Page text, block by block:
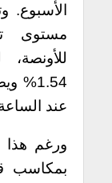
عند الساعة 14:35 مساء بتوقيت
ورغم هذا